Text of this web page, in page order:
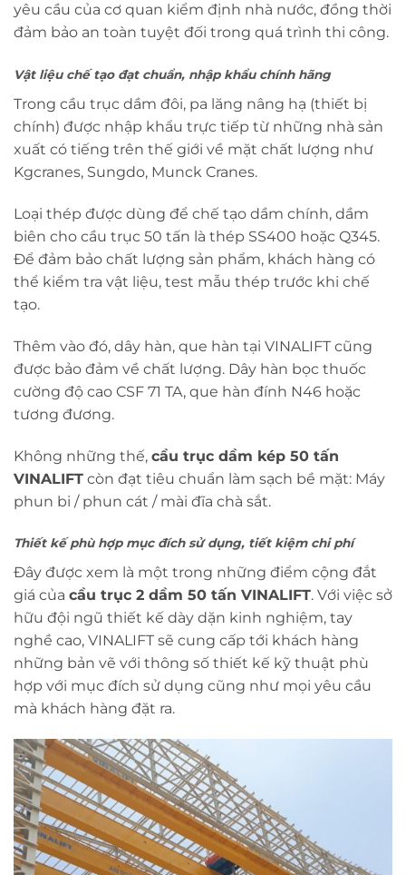
yêu cầu của cơ quan kiểm định nhà nước, đồng thời
đảm bảo an toàn tuyệt đối trong quá trình thi công.
Vật liệu chế tạo đạt chuẩn, nhập khẩu chính hãng
Trong cầu trục dầm đôi, pa lăng nâng hạ (thiết bị
chính) được nhập khẩu trực tiếp từ những nhà sản
xuất có tiếng trên thế giới về mặt chất lượng như
Kgcranes, Sungdo, Munck Cranes.
Loại thép được dùng để chế tạo dầm chính, dầm
biên cho cầu trục 50 tấn là thép SS400 hoặc Q345.
Để đảm bảo chất lượng sản phẩm, khách hàng có
thể kiểm tra vật liệu, test mẫu thép trước khi chế
tạo.
Thêm vào đó, dây hàn, que hàn tại VINALIFT cũng
được bảo đảm về chất lượng. Dây hàn bọc thuốc
cường độ cao CSF 71 TA, que hàn đính N46 hoặc
tương đương.
Không những thế, cầu trục dầm kép 50 tấn
VINALIFT còn đạt tiêu chuẩn làm sạch bề mặt: Máy
phun bi / phun cát / mài đĩa chà sắt.
Thiết kế phù hợp mục đích sử dụng, tiết kiệm chi phí
Đây được xem là một trong những điểm cộng đắt
giá của cầu trục 2 dầm 50 tấn VINALIFT. Với việc sở
hữu đội ngũ thiết kế dày dặn kinh nghiệm, tay
nghề cao, VINALIFT sẽ cung cấp tới khách hàng
những bản vẽ với thông số thiết kế kỹ thuật phù
hợp với mục đích sử dụng cũng như mọi yêu cầu
mà khách hàng đặt ra.